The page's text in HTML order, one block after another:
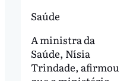
Saúde
A ministra da
Saúde, Nísia
Trindade, afirmou